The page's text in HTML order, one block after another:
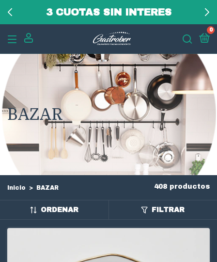
3 CUOTAS SIN INTERES
0
BAZAR
Inicio > BAZAR 408 productos
ORDENAR FILTRAR